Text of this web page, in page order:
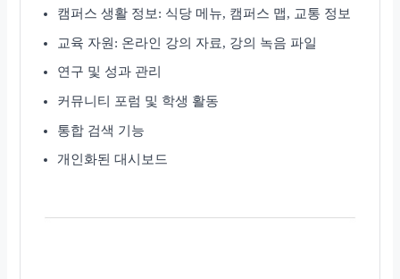
캠퍼스 생활 정보: 식당 메뉴, 캠퍼스 맵, 교통 정보
교육 자원: 온라인 강의 자료, 강의 녹음 파일
연구 및 성과 관리
커뮤니티 포럼 및 학생 활동
통합 검색 기능
개인화된 대시보드